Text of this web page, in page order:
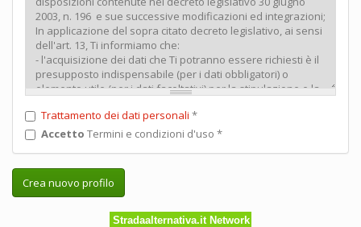
Trattamento dei dati personali *
Accetto Termini e condizioni d'uso *
Crea nuovo profilo
Stradaalternativa.it Network